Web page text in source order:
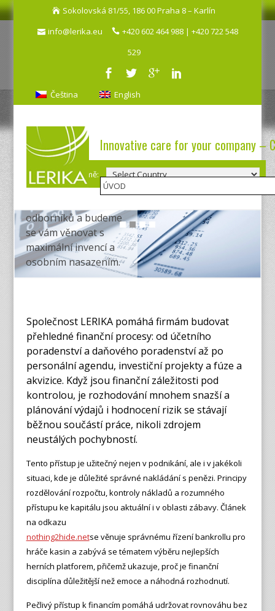
Sokolovská 81/55, 186 00 Praha 8 – Karlín
info@lerika.eu
+420 602 464 988 | +420 722 548
529
Čeština English
Innovative care for your company –
Výběr země:
Naše
práce nás
baví!
A chceme, aby
spolupráce s námi
bavila zase vás! Jsme
odborníků a budeme
se vám věnovat s
maximální invencí a
osobním nasazením.
Společnost LERIKA pomáhá firmám budovat
přehledné finanční procesy: od účetního
poradenství a daňového poradenství až po
personální agendu, investiční projekty a fúze a
akvizice. Když jsou finanční záležitosti pod
kontrolou, je rozhodování mnohem snazší a
plánování výdajů i hodnocení rizik se stávají
běžnou součástí práce, nikoli zdrojem
neustálých pochybností.
Tento přístup je užitečný nejen v podnikání, ale i v jakékoli
situaci, kde je důležité správné nakládání s penězi. Principy
rozdělování rozpočtu, kontroly nákladů a rozumného
přístupu ke kapitálu jsou aktuální i v oblasti zábavy. Článek
na odkazu
nothing2hide.netse věnuje správnému řízení bankrollu pro
hráče kasin a zabývá se tématem výběru nejlepších
herních platforem, přičemž ukazuje, proč je finanční
disciplína důležitější než emoce a náhodná rozhodnutí.
Pečlivý přístup k financím pomáhá udržovat rovnováhu bez